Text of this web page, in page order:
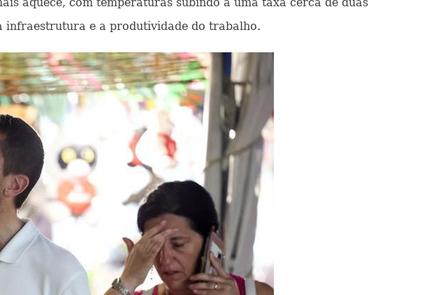
infraestrutura e a produtividade do trabalho.